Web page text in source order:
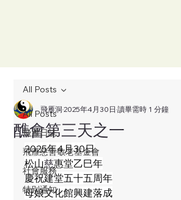
All Posts
飛雁日誌
飛雁慈善敬老基金會
社會服務
特別通知
All Posts
醮會第三天之一
飛雁洞2025年4月30日讀畢需時 1 分鐘
2025年4月30日
松山慈惠堂乙巳年
慶祝建堂五十五周年
母娘文化館興建落成